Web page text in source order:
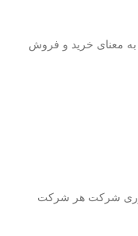
به معنای خرید و فروش
شرکت هر شرکت